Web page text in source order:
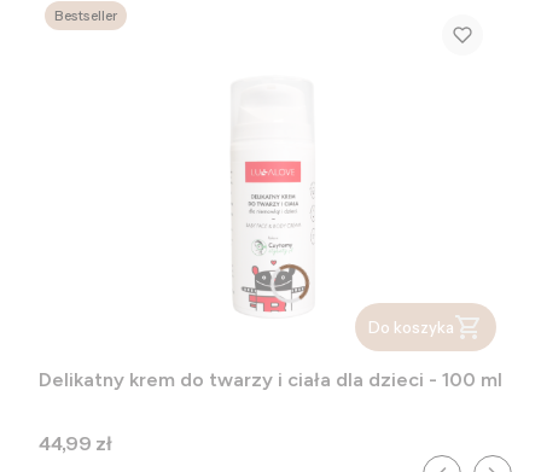
Bestseller
Do koszyka
Delikatny krem do twarzy i ciała dla dzieci - 100 ml
Cena
44,99 zł